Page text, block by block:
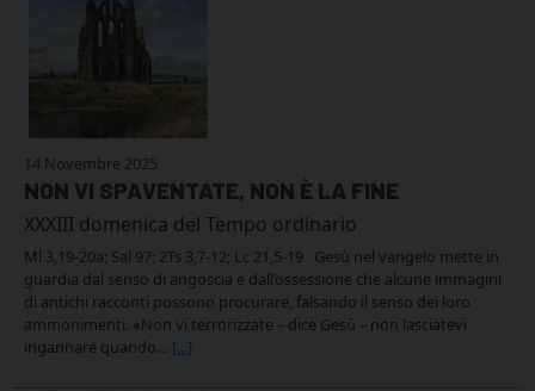
14 Novembre 2025
NON VI SPAVENTATE, NON È LA FINE
XXXIII domenica del Tempo ordinario
Ml 3,19-20a; Sal 97; 2Ts 3,7-12; Lc 21,5-19 Gesù nel vangelo mette in
guardia dal senso di angoscia e dall’ossessione che alcune immagini
di antichi racconti possono procurare, falsando il senso dei loro
ammonimenti. «Non vi terrorizzate – dice Gesù – non lasciatevi
ingannare quando… [...]